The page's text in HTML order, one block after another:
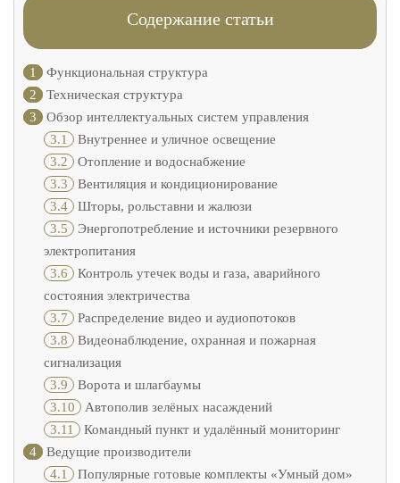
Содержание статьи
1
Функциональная структура
2
Техническая структура
3
Обзор интеллектуальных систем управления
3.1 Внутреннее и уличное освещение
3.2 Отопление и водоснабжение
3.3 Вентиляция и кондиционирование
3.4 Шторы, рольставни и жалюзи
3.5 Энергопотребление и источники резервного
электропитания
3.6 Контроль утечек воды и газа, аварийного
состояния электричества
3.7 Распределение видео и аудиопотоков
3.8 Видеонаблюдение, охранная и пожарная
сигнализация
3.9 Ворота и шлагбаумы
3.10 Автополив зелёных насаждений
3.11 Командный пункт и удалённый мониторинг
4
Ведущие производители
4.1 Популярные готовые комплекты «Умный дом»